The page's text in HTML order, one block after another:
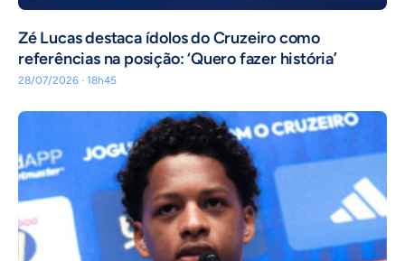
Zé Lucas destaca ídolos do Cruzeiro como
referências na posição: ‘Quero fazer história’
28/07/2026 · 18h45